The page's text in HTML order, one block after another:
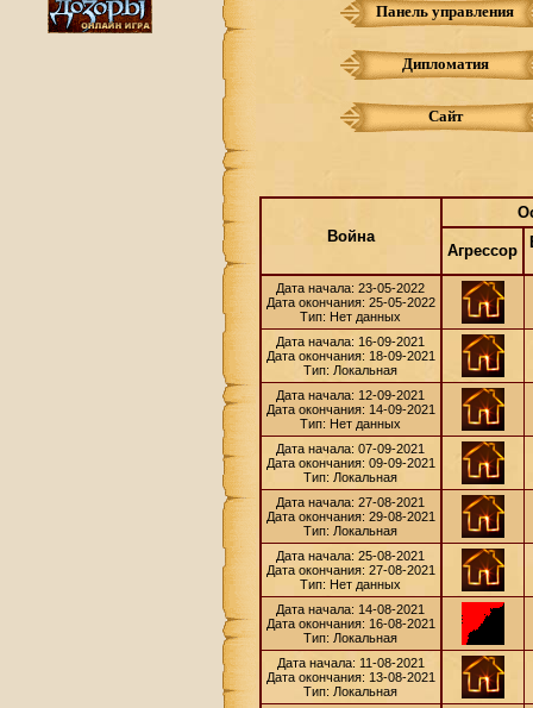
Панель управления
Дипломатия
Сайт
Война
Агрессор
Дата начала: 23-05-2022
Дата окончания: 25-05-2022
Тип: Нет данных
Дата начала: 16-09-2021
Дата окончания: 18-09-2021
Тип: Локальная
Дата начала: 12-09-2021
Дата окончания: 14-09-2021
Тип: Нет данных
Дата начала: 07-09-2021
Дата окончания: 09-09-2021
Тип: Локальная
Дата начала: 27-08-2021
Дата окончания: 29-08-2021
Тип: Локальная
Дата начала: 25-08-2021
Дата окончания: 27-08-2021
Тип: Нет данных
Дата начала: 14-08-2021
Дата окончания: 16-08-2021
Тип: Локальная
Дата начала: 11-08-2021
Дата окончания: 13-08-2021
Тип: Локальная